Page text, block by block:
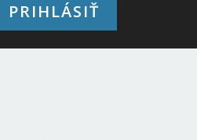
PRIHLÁSIŤ